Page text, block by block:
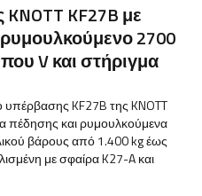
KF27B με
2700
V και στήριγμα
KF27B της KNOTT
πέδησης και ρυμουλκούμενα
βάρους από 1.400 kg έως
με σφαίρα K27-A και